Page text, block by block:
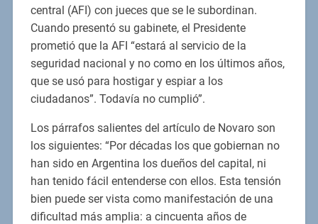
central (AFI) con jueces que se le subordinan.
Cuando presentó su gabinete, el Presidente
prometió que la AFI “estará al servicio de la
seguridad nacional y no como en los últimos años,
que se usó para hostigar y espiar a los
ciudadanos”. Todavía no cumplió”.
Los párrafos salientes del artículo de Novaro son
los siguientes: “Por décadas los que gobiernan no
han sido en Argentina los dueños del capital, ni
han tenido fácil entenderse con ellos. Esta tensión
bien puede ser vista como manifestación de una
dificultad más amplia: a cincuenta años de